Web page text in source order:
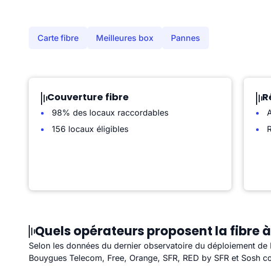
Carte fibre Meilleures box Pannes
Couverture fibre
98% des locaux raccordables
156 locaux éligibles
Quels opérateurs proposent la fibre
Selon les données du dernier observatoire du déploiement de
Bouygues Telecom, Free, Orange, SFR, RED by SFR et